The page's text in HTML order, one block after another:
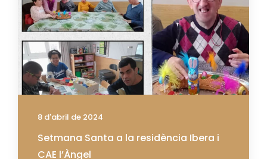
8 d'abril de 2024
Setmana Santa a la residència Ibera i
CAE l’Àngel